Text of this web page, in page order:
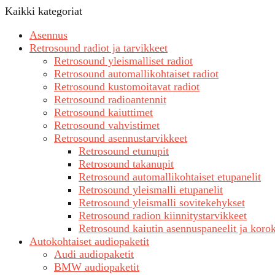
Kaikki kategoriat
Asennus
Retrosound radiot ja tarvikkeet
Retrosound yleismalliset radiot
Retrosound automallikohtaiset radiot
Retrosound kustomoitavat radiot
Retrosound radioantennit
Retrosound kaiuttimet
Retrosound vahvistimet
Retrosound asennustarvikkeet
Retrosound etunupit
Retrosound takanupit
Retrosound automallikohtaiset etupanelit
Retrosound yleismalli etupanelit
Retrosound yleismalli sovitekehykset
Retrosound radion kiinnitystarvikkeet
Retrosound kaiutin asennuspaneelit ja
Autokohtaiset audiopaketit
Audi audiopaketit
BMW audiopaketit